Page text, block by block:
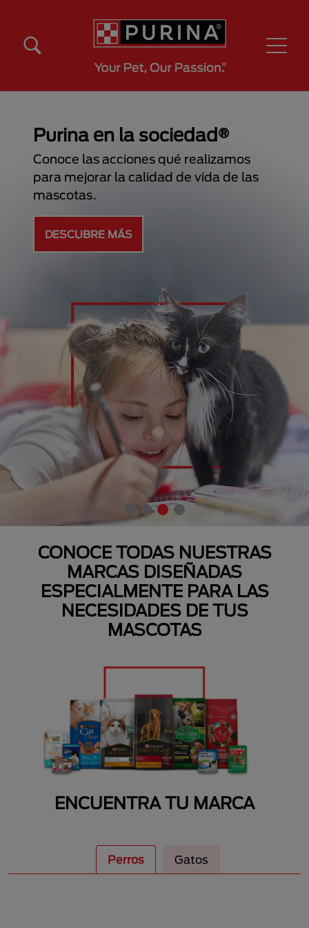
Purina en la sociedad®
Conoce las acciones qué realizamos
para mejorar la calidad de vida de las
mascotas.
DESCUBRE MÁS
CONOCE TODAS NUESTRAS
MARCAS DISEÑADAS
ESPECIALMENTE PARA LAS
NECESIDADES DE TUS
MASCOTAS
ENCUENTRA TU MARCA
Perros Gatos